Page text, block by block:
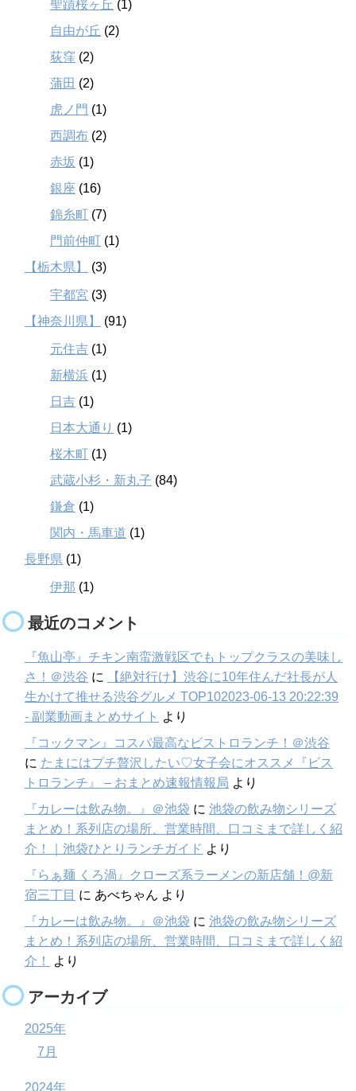
聖蹟桜ヶ丘 (1)
自由が丘 (2)
荻窪 (2)
蒲田 (2)
虎ノ門 (1)
西調布 (2)
赤坂 (1)
銀座 (16)
錦糸町 (7)
門前仲町 (1)
【栃木県】
(3)
宇都宮 (3)
【神奈川県】
(91)
元住吉 (1)
新横浜 (1)
日吉 (1)
日本大通り (1)
桜木町 (1)
武蔵小杉・新丸子 (84)
鎌倉 (1)
関内・馬車道 (1)
長野県 (1)
伊那 (1)
最近のコメント
『魚山亭』チキン南蛮激戦区でもトップクラスの美味し
さ！＠渋谷 に
【絶対行け】渋谷に10年住んだ社長が人
生かけて推せる渋谷グルメ TOP102023-06-13 20:22:39
- 副業動画まとめサイト より
『コックマン』コスパ最高なビストロランチ！＠渋谷
に たまにはプチ贅沢したい♡女子会にオススメ『ビス
トロランチ』 – おまとめ速報情報局 より
『カレーは飲み物。』＠池袋 に 池袋の飲み物シリーズ
まとめ！系列店の場所、営業時間、口コミまで詳しく紹
介！｜池袋ひとりランチガイド より
『らぁ麺 くろ渦』クローズ系ラーメンの新店舗！@新
宿三丁目 に あべちゃん より
『カレーは飲み物。』＠池袋 に 池袋の飲み物シリーズ
まとめ！系列店の場所、営業時間、口コミまで詳しく紹
介！
より
アーカイブ
2025年
7月
2024年